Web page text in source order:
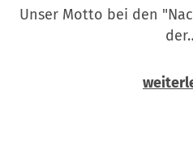
Unser Motto bei den